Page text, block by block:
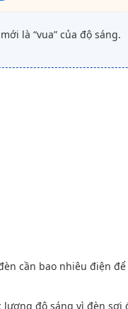
là “vua” của độ sáng.
cần bao nhiêu điện
độ sáng vì đèn sợi